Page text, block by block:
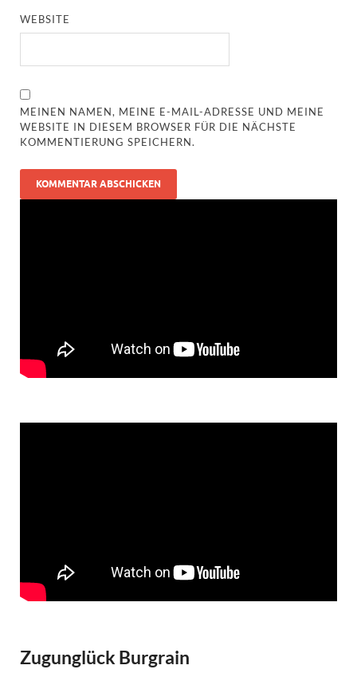
WEBSITE
MEINEN NAMEN, MEINE E-MAIL-ADRESSE UND MEINE
WEBSITE IN DIESEM BROWSER FÜR DIE NÄCHSTE
KOMMENTIERUNG SPEICHERN.
Zugunglück Burgrain